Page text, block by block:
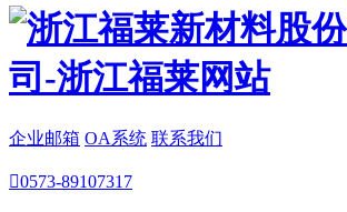
企业邮箱 OA系统 联系我们
0573-89107317